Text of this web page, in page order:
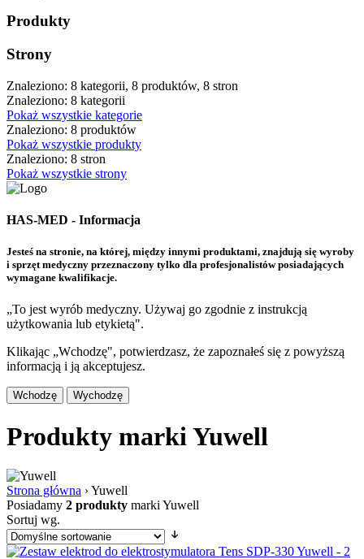
Produkty
Strony
Znaleziono: 8 kategorii, 8 produktów, 8 stron
Znaleziono: 8 kategorii
Pokaż wszystkie kategorie
Znaleziono: 8 produktów
Pokaż wszystkie produkty
Znaleziono: 8 stron
Pokaż wszystkie strony
HAS-MED - Informacja
Jesteś na stronie, na której, między innymi produktami, znajdują się wyroby
i sprzęt medyczny przeznaczony tylko dla profesjonalistów posiadających
wymagane kwalifikacje.
„To jest wyrób medyczny. Używaj go zgodnie z instrukcją
użytkowania lub etykietą".
Klikając „Wchodzę", potwierdzasz, że zapoznałeś się z powyższą
informacją i ją akceptujesz.
Wchodzę Wychodzę
Produkty marki Yuwell
Strona główna ›Yuwell
Posiadamy 2 produkty marki Yuwell
Sortuj wg.